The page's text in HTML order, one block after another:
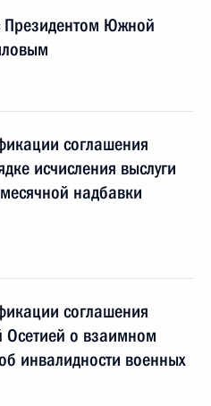
Президентом Южной
соглашения
исчисления выслуги
надбавки
соглашения
о взаимном
инвалидности военных